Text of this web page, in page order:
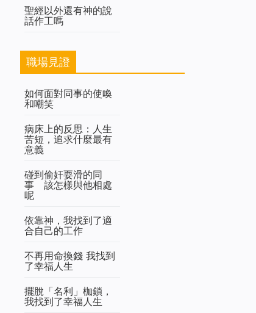
聖經以外還有神的說
話作工嗎
職場見證
如何面對同事的使喚
和嘲笑
病床上的反思：人生
苦短，追求什麼最有
意義
碰到偷奸耍滑的同
事 該怎樣與他相處
呢
依靠神，我找到了適
合自己的工作
不再用命換錢 我找到
了幸福人生
擺脫「名利」枷鎖，
我找到了幸福人生